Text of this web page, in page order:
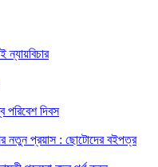
পরিবেশ দিবস
নতুন প্রয়াস : ছোটোদের বইপত্র